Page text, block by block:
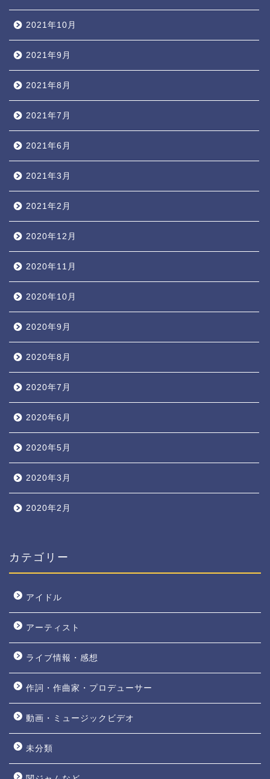
2021年10月
2021年9月
2021年8月
2021年7月
2021年6月
2021年3月
2021年2月
2020年12月
2020年11月
2020年10月
2020年9月
2020年8月
2020年7月
2020年6月
2020年5月
2020年3月
2020年2月
カテゴリー
アイドル
アーティスト
ライブ情報・感想
作詞・作曲家・プロデューサー
動画・ミュージックビデオ
未分類